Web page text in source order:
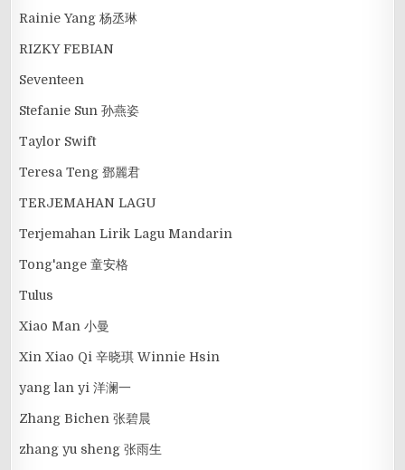
Rainie Yang 杨丞琳
RIZKY FEBIAN
Seventeen
Stefanie Sun 孙燕姿
Taylor Swift
Teresa Teng 鄧麗君
TERJEMAHAN LAGU
Terjemahan Lirik Lagu Mandarin
Tong'ange 童安格
Tulus
Xiao Man 小曼
Xin Xiao Qi 辛晓琪 Winnie Hsin
yang lan yi 洋澜一
Zhang Bichen 张碧晨
zhang yu sheng 张雨生